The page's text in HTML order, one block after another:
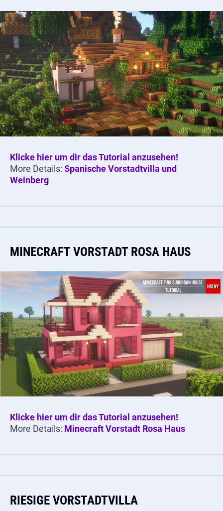
Klicke hier um dir das Tutorial anzusehen!
More Details: Spanische Vorstadtvilla und
Weinberg
MINECRAFT VORSTADT ROSA HAUS
Klicke hier um dir das Tutorial anzusehen!
More Details: Minecraft Vorstadt Rosa Haus
RIESIGE VORSTADTVILLA